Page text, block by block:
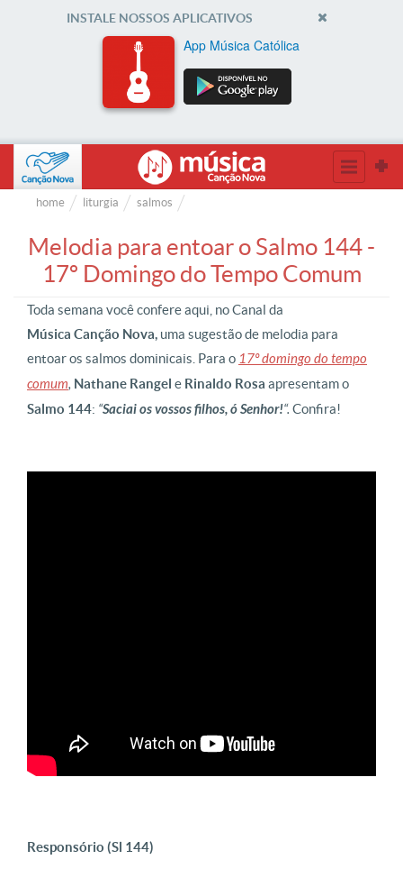
INSTALE NOSSOS APLICATIVOS
App Música Católica
home liturgia salmos
Melodia para entoar o Salmo 144 -
17º Domingo do Tempo Comum
Toda semana você confere aqui, no Canal da
Música Canção Nova, uma sugestão de melodia para
entoar os salmos dominicais. Para o 17º domingo do tempo
comum, Nathane Rangel e Rinaldo Rosa apresentam o
Salmo 144: “Saciai os vossos filhos, ó Senhor!“. Confira!
Responsório (Sl 144)